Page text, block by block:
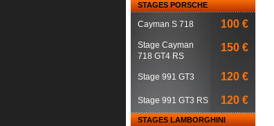
STAGES PORSCHE
Cayman S 718 100 €
Stage Cayman
718 GT4 RS
150 €
Stage 991 GT3 120 €
Stage 991 GT3 RS 120 €
STAGES LAMBORGHINI